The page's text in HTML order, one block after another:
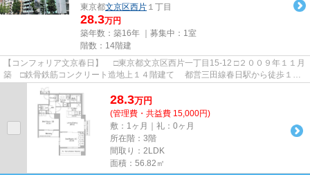
東京都文京区西片 １丁目
28.3万円
築年数：築16年 ｜募集中： 1室
階数：14階建
【コンフォリア文京春日】 □東京都文京区西片一丁目15-12 □２００９年１１月
築 □鉄骨鉄筋コンクリート造地上１４階建て 都営三田線春日駅から徒歩１分
の好立地に建つペット可...
28.3万円
(管理費・共益費 15,000円)
敷：1ヶ月｜礼：0ヶ月
所在階：3階
間取り：2LDK
面積：56.82㎡